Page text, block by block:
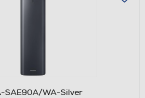
SAE90A/WA-Silver